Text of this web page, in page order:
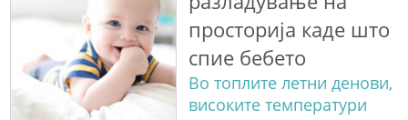
просторија каде што
спие бебето
Во топлите летни денови,
високите температури